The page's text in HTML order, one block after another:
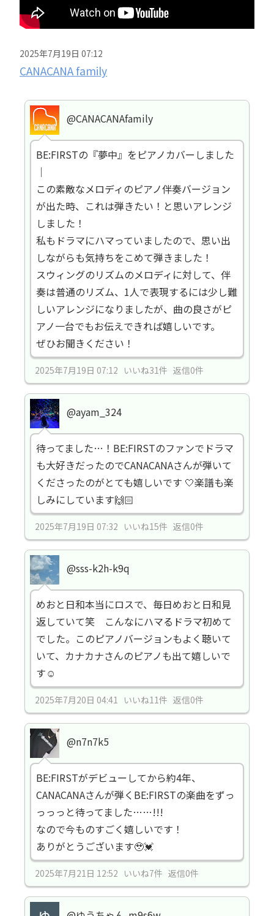
2025年7月19日 07:12
CANACANA family
@CANACANAfamily
BE:FIRSTの『夢中』をピアノカバーしました
｜
この素敵なメロディのピアノ伴奏バージョン
が出た時、これは弾きたい！と思いアレンジ
しました！
私もドラマにハマっていましたので、思い出
しながらも気持ちをこめて弾きました！
スウィングのリズムのメロディに対して、伴
奏は普通のリズム、1人で表現するには少し難
しいアレンジになりましたが、曲の良さがピ
アノ一台でもお伝えできれば嬉しいです。
ぜひお聞きください！
2025年7月19日 07:12 いいね31件 返信0件
@ayam_324
待ってました…！BE:FIRSTのファンでドラマ
も大好きだったのでCANACANAさんが弾いて
くださったのがとても嬉しいです 🤍楽譜も楽
しみにしています🙌🏻
2025年7月19日 07:32 いいね15件 返信0件
@sss-k2h-k9q
めおと日和本当にロスで、毎日めおと日和見
返していて笑 こんなにハマるドラマ初めて
でした。このピアノバージョンもよく聴いて
いて、カナカナさんのピアノも出て嬉しいで
す☺️
2025年7月20日 04:41 いいね11件 返信0件
@n7n7k5
BE:FIRSTがデビューしてから約4年、
CANACANAさんが弾くBE:FIRSTの楽曲をずっ
っっっと待ってました……!!!
なので今ものすごく嬉しいです！
ありがとうございます🥹💓
2025年7月21日 12:52 いいね7件 返信0件